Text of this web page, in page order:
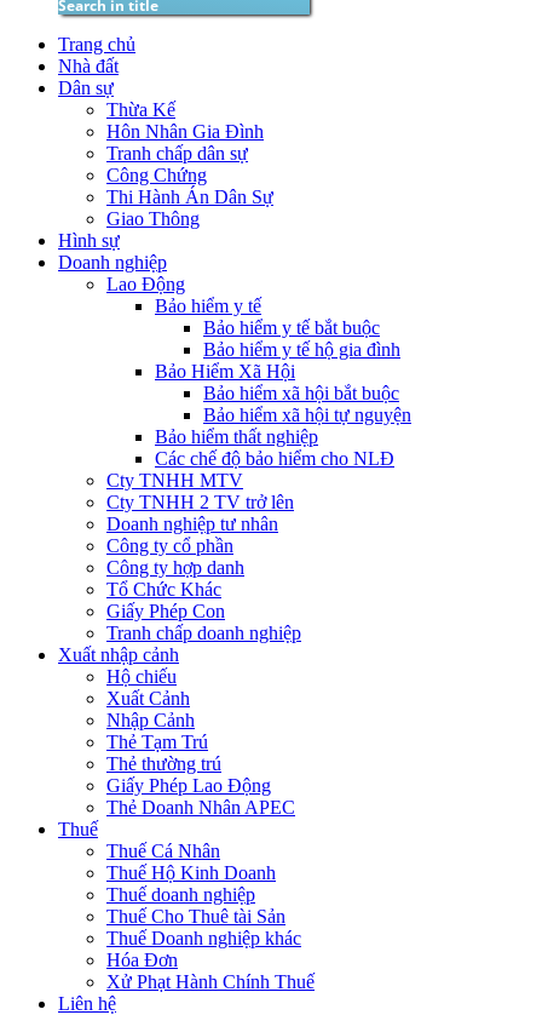
Search in title
Trang chủ
Nhà đất
Dân sự
Thừa Kế
Hôn Nhân Gia Đình
Tranh chấp dân sự
Công Chứng
Thi Hành Án Dân Sự
Giao Thông
Hình sự
Doanh nghiệp
Lao Động
Bảo hiểm y tế
Bảo hiểm y tế bắt buộc
Bảo hiểm y tế hộ gia đình
Bảo Hiểm Xã Hội
Bảo hiểm xã hội bắt buộc
Bảo hiểm xã hội tự nguyện
Bảo hiểm thất nghiệp
Các chế độ bảo hiểm cho NLĐ
Cty TNHH MTV
Cty TNHH 2 TV trở lên
Doanh nghiệp tư nhân
Công ty cổ phần
Công ty hợp danh
Tổ Chức Khác
Giấy Phép Con
Tranh chấp doanh nghiệp
Xuất nhập cảnh
Hộ chiếu
Xuất Cảnh
Nhập Cảnh
Thẻ Tạm Trú
Thẻ thường trú
Giấy Phép Lao Động
Thẻ Doanh Nhân APEC
Thuế
Thuế Cá Nhân
Thuế Hộ Kinh Doanh
Thuế doanh nghiệp
Thuế Cho Thuê tài Sản
Thuế Doanh nghiệp khác
Hóa Đơn
Xử Phạt Hành Chính Thuế
Liên hệ